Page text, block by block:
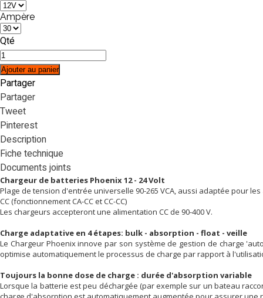
Ampère
Qté
Ajouter au panier
Partager
Partager
Tweet
Pinterest
Description
Fiche technique
Documents joints
Chargeur de batteries Phoenix 12 - 24 Volt
Plage de tension d'entrée universelle 90-265 VCA, aussi adaptée pour
CC (fonctionnement CA-CC et CC-CC)
Les chargeurs accepteront une alimentation CC de 90-400 V.
Charge adaptative en 4 étapes: bulk - absorption - float - veille
Le Chargeur Phoenix innove par son système de gestion de charge
optimise automatiquement le processus de charge par rapport à
Toujours la bonne dose de charge : durée d'absorption variable
Lorsque la batterie est peu déchargée (par exemple sur un bateau